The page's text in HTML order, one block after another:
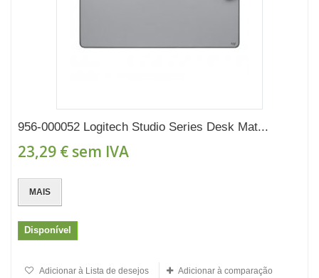
956-000052 Logitech Studio Series Desk Mat...
23,29 € sem IVA
MAIS
Disponível
Adicionar à Lista de desejos Adicionar à comparação